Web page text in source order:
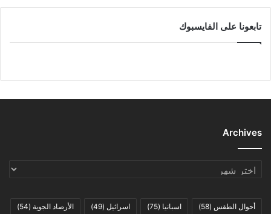
تابعونا على الفايسبوك
Archives
Archives
أحوال الطقس (58) اسبانيا (75) اسرائيل (49) الأرصاد الجوية (54)